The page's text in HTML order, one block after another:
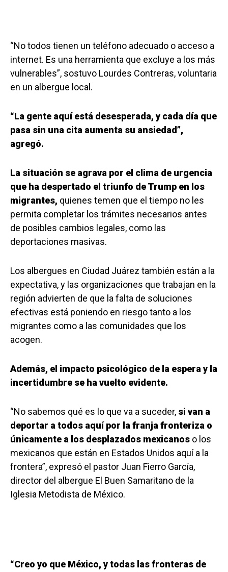
“No todos tienen un teléfono adecuado o acceso a
internet. Es una herramienta que excluye a los más
vulnerables”, sostuvo Lourdes Contreras, voluntaria
en un albergue local.
“La gente aquí está desesperada, y cada día que
pasa sin una cita aumenta su ansiedad”,
agregó.
La situación se agrava por el clima de urgencia
que ha despertado el triunfo de Trump en los
migrantes, quienes temen que el tiempo no les
permita completar los trámites necesarios antes
de posibles cambios legales, como las
deportaciones masivas.
Los albergues en Ciudad Juárez también están a la
expectativa, y las organizaciones que trabajan en la
región advierten de que la falta de soluciones
efectivas está poniendo en riesgo tanto a los
migrantes como a las comunidades que los
acogen.
Además, el impacto psicológico de la espera y la
incertidumbre se ha vuelto evidente.
“No sabemos qué es lo que va a suceder, si van a
deportar a todos aquí por la franja fronteriza o
únicamente a los desplazados mexicanos o los
mexicanos que están en Estados Unidos aquí a la
frontera”, expresó el pastor Juan Fierro García,
director del albergue El Buen Samaritano de la
Iglesia Metodista de México.
“Creo yo que México, y todas las fronteras de